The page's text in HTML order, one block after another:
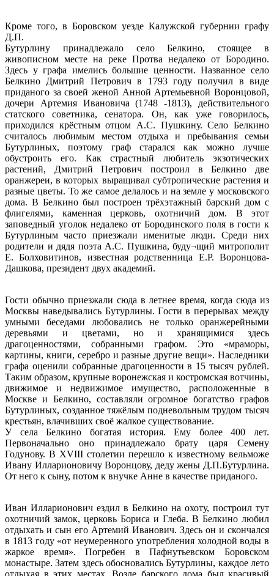
Кроме того, в Боровском уезде Калужской губернии графу
Д.П.
Бутурлину принадлежало село Белкино, стоящее в
живописном месте на реке Протва недалеко от Бородино.
Здесь у графа имелись большие ценности. Названное село
Белкино Дмитрий Петрович в 1793 году получил в виде
приданого за своей женой Анной Артемьевной Воронцовой,
дочери Артемия Ивановича (1748 -1813), действительного
статского советника, сенатора. Он, как уже говорилось,
приходился крёстным отцом А.С. Пушкину. Село Белкино
считалось любимым местом отдыха и пребывания семьи
Бутурлиных, поэтому граф старался как можно лучше
обустроить его. Как страстный любитель экзотических
растений, Дмитрий Петрович построил в Белкино две
оранжереи, в которых выращивал субтропические растения и
разные цветы. То же самое делалось и на земле у московского
дома. В Белкино был построен трёхэтажный барский дом с
флигелями, каменная церковь, охотничий дом. В этот
заповедный уголок недалеко от Бородинского поля в гости к
Бутурлиным часто приезжали именитые люди. Среди них
родители и дядя поэта А.С. Пушкина, буду¬щий митрополит
Е. Болховитинов, известная родственница Е.Р. Воронцова-
Дашкова, президент двух академий.
Гости обычно приезжали сюда в летнее время, когда сюда из
Москвы наведывались Бутурлины. Гости в перерывах между
умными беседами любовались не только оранжерейными
деревьями и цветами, но и хранящимися здесь
драгоценностями, собранными графом. Это «мраморы,
картины, книги, серебро и разные другие вещи». Наследники
графа оценили собранные драгоценности в 15 тысяч рублей.
Таким образом, крупные воронежская и костромская вотчины,
движимое и недвижимое имущество, расположенные в
Москве и Белкино, составляли огромное богатство графов
Бутурлиных, созданное тяжёлым подневольным трудом тысяч
крестьян, влачивших своё жалкое существование.
У села Белкино богатая история. Ему более 400 лет.
Первоначально оно принадлежало брату царя Семену
Годунову. В XVIII столетии перешло к известному вельможе
Ивану Илларионовичу Воронцову, деду жены Д.П.Бутурлина.
От него к сыну, потом к внучке Анне в качестве приданого.
Иван Илларионович ездил в Белкино на охоту, построил тут
охотничий замок, церковь Бориса и Глеба. В Белкино любил
отдыхать и сын его Артемий Иванович. Здесь он и скончался
в 1813 году «от неумеренного употребления холодной воды в
жаркое время». Погребен в Пафнутьевском Боровском
монастыре. Затем здесь обосновались Бутурлины, каждое лето
отдыхая в этих местах. Возле барского дома был красивый